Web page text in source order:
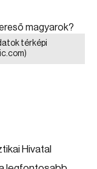
térképi
Hivatal